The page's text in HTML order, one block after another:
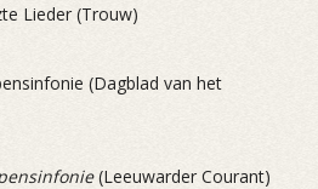
Lieder (Trouw)
(Dagblad van het
(Leeuwarder Courant)